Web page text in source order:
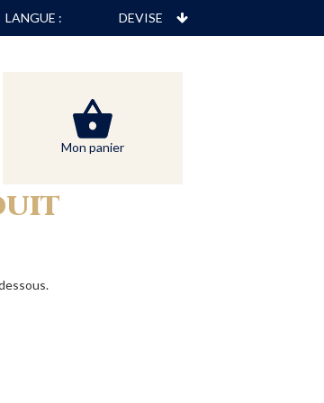
LANGUE :
Mon panier